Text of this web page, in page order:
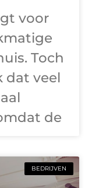
voor
Toch
dat veel
de
BEDRIJVEN